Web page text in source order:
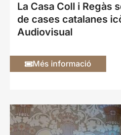
La Casa Coll i Regàs
de cases catalanes
Audiovisual
Més informació